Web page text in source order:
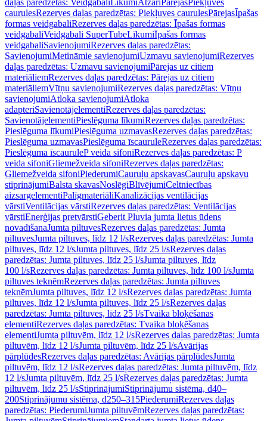
daļas paredzētas: Veidgabali LīkumiAtzari PārejasPiekļuves
caurulesRezerves daļas paredzētas: Piekļuves caurulesPārejasĪpašas
formas veidgabaliRezerves daļas paredzētas: Īpašas formas
veidgabaliVeidgabali SuperTubeLīkumiĪpašas formas
veidgabaliSavienojumiRezerves daļas paredzētas:
SavienojumiMetināmie savienojumiUzmavu savienojumiRezerves
daļas paredzētas: Uzmavu savienojumiPārejas uz citiem
materiāliemRezerves daļas paredzētas: Pārejas uz citiem
materiāliemVītņu savienojumiRezerves daļas paredzētas: Vītņu
savienojumiAtloka savienojumiAtloka
adapteriSavienotājelementiRezerves daļas paredzētas:
SavienotājelementiPieslēguma līkumiRezerves daļas paredzētas:
Pieslēguma līkumiPieslēguma uzmavasRezerves daļas paredzētas:
Pieslēguma uzmavasPieslēguma īscauruleRezerves daļas paredzētas:
Pieslēguma īscauruleP veida sifoniRezerves daļas paredzētas: P
veida sifoniGliemežveida sifoniRezerves daļas paredzētas:
Gliemežveida sifoniPiederumiCauruļu apskavasCauruļu apskavu
stiprinājumiBalsta skavasNoslēgiBlīvējumiCeltniecības
aizsargelementiPalīgmateriāliKanalizācijas ventilācijas
vārstiVentilācijas vārstiRezerves daļas paredzētas: Ventilācijas
vārstiEnerģijas pretvārstiGeberit Pluvia jumta lietus ūdens
novadīšanaJumta piltuvesRezerves daļas paredzētas: Jumta
piltuvesJumta piltuves, līdz 12 l/sRezerves daļas paredzētas: Jumta
piltuves, līdz 12 l/sJumta piltuves, līdz 25 l/sRezerves daļas
paredzētas: Jumta piltuves, līdz 25 l/sJumta piltuves, līdz
100 l/sRezerves daļas paredzētas: Jumta piltuves, līdz 100 l/sJumta
piltuves teknēmRezerves daļas paredzētas: Jumta piltuves
teknēmJumta piltuves, līdz 12 l/sRezerves daļas paredzētas: Jumta
piltuves, līdz 12 l/sJumta piltuves, līdz 25 l/sRezerves daļas
paredzētas: Jumta piltuves, līdz 25 l/sTvaika bloķēšanas
elementiRezerves daļas paredzētas: Tvaika bloķēšanas
elementiJumta piltuvēm, līdz 12 l/sRezerves daļas paredzētas: Jumta
piltuvēm, līdz 12 l/sJumta piltuvēm, līdz 25 l/sAvārijas
pārplūdesRezerves daļas paredzētas: Avārijas pārplūdesJumta
piltuvēm, līdz 12 l/sRezerves daļas paredzētas: Jumta piltuvēm, līdz
12 l/sJumta piltuvēm, līdz 25 l/sRezerves daļas paredzētas: Jumta
piltuvēm, līdz 25 l/sStiprinājumiStiprinājumu sistēma, d40–
200Stiprinājumu sistēma, d250–315PiederumiRezerves daļas
paredzētas: PiederumiJumta piltuvēmRezerves daļas paredzētas: